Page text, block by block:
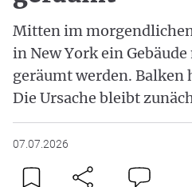
Mitten im
in New York ein
geräumt werden. Balken
Die Ursache bleibt
07.07.2026